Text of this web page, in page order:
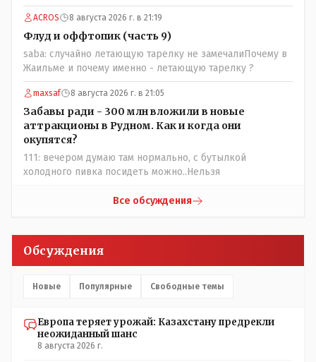
профессиональное лицо можно было бы и указать
Общественному объединению на не корректность
высказываний о вас в том тоне в котором была та
публикация.В комментарии от ОО было и мнение, и
факт. На мнение я ответил там же. В том же тоне
отвечать не намерен, но акценты расставил. А вот факт
нужно было проверить. Что мы и сделали. И если это вы
называете зависимостью, то у меня другое
представление об этом термине.
ACROS 8 августа 2026 г. в 21:19
Флуд и оффтопик (часть 9)
saba: случайно летающую тарелку не замечалиПочему в
Жаильме и почему именно - летающую тарелку ?
maxsaf 8 августа 2026 г. в 21:05
Забавы ради - 300 млн вложили в новые
аттракционы в Рудном. Как и когда они
окупятся?
111: вечером думаю там нормально, с бутылкой
холодного пивка посидеть можно..Нельзя
Все обсуждения
Обсуждения
Новые Популярные Свободные темы
Европа теряет урожай: Казахстану предрекли
неожиданный шанс
8 августа 2026 г.